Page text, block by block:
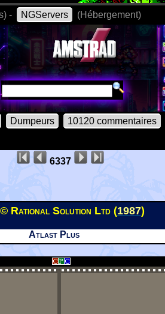
- NGServers (Hébergement)
Dumpeurs 10120 commentaires
6337
© Rational Solution Ltd (1987)
Atlast Plus